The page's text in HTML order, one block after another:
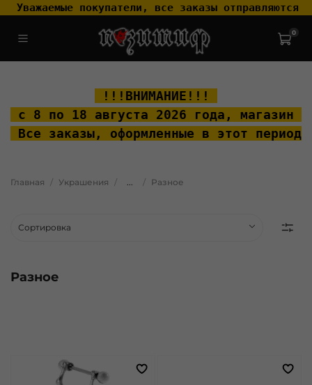
Уважаемые покупатели, все заказы отправляются
0
!!!ВНИМАНИЕ!!!
с 8 по 18 августа 2026 года, магазин
Все заказы, оформленные в этот
Главная Украшения Разное
Разное